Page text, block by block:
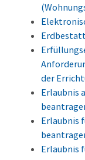
der
Erlaubnis
Erlaubnis
Erlaubnis